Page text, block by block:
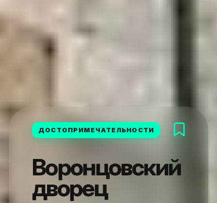
ДОСТОПРИМЕЧАТЕЛЬНОСТИ
Воронцовский
дворец